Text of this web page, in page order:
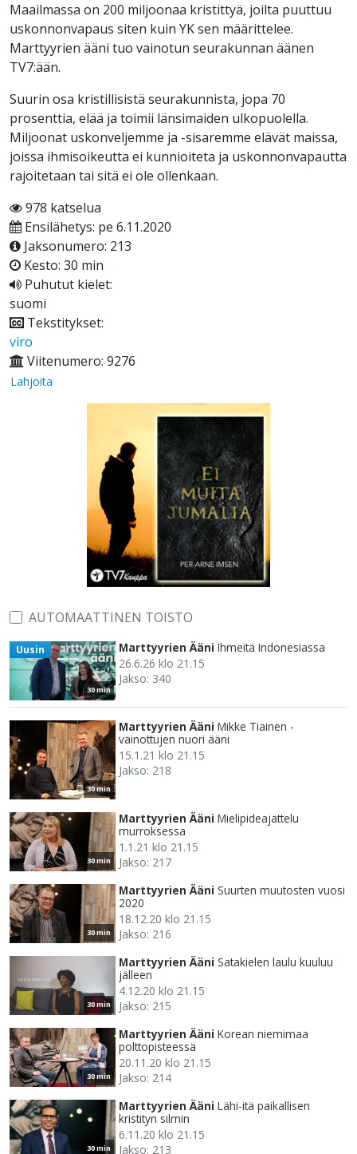
Maailmassa on 200 miljoonaa kristittyä, joilta puuttuu
uskonnonvapaus siten kuin YK sen määrittelee.
Marttyyrien ääni tuo vainotun seurakunnan äänen
TV7:ään.
Suurin osa kristillisistä seurakunnista, jopa 70
prosenttia, elää ja toimii länsimaiden ulkopuolella.
Miljoonat uskonveljemme ja -sisaremme elävät maissa,
joissa ihmisoikeutta ei kunnioiteta ja uskonnonvapautta
rajoitetaan tai sitä ei ole ollenkaan.
978 katselua
Ensilähetys: pe 6.11.2020
Jaksonumero: 213
Kesto: 30 min
Puhutut kielet:
suomi
Tekstitykset:
viro
Viitenumero: 9276
Lahjoita
AUTOMAATTINEN TOISTO
30 min
Uusin Marttyyrien Ääni Ihmeitä Indonesiassa
26.6.26 klo 21.15
Jakso: 340
30 min
Marttyyrien Ääni Mikke Tiainen -
vainottujen nuori ääni
15.1.21 klo 21.15
Jakso: 218
30 min
Marttyyrien Ääni Mielipideajattelu
murroksessa
1.1.21 klo 21.15
Jakso: 217
30 min
Marttyyrien Ääni Suurten muutosten vuosi
2020
18.12.20 klo 21.15
Jakso: 216
30 min
Marttyyrien Ääni Satakielen laulu kuuluu
jälleen
4.12.20 klo 21.15
Jakso: 215
30 min
Marttyyrien Ääni Korean niemimaa
polttopisteessä
20.11.20 klo 21.15
Jakso: 214
30 min
Marttyyrien Ääni Lähi-itä paikallisen
kristityn silmin
6.11.20 klo 21.15
Jakso: 213